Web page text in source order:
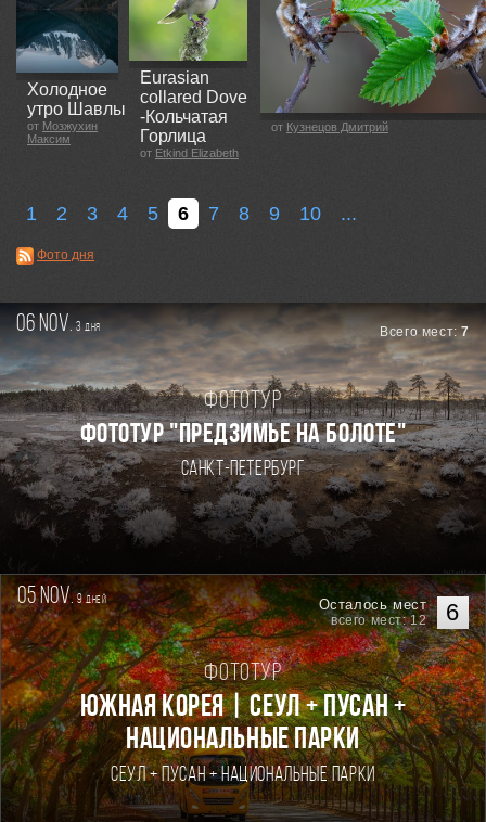
Холодное
утро Шавлы
от Мозжухин
Максим
Eurasian
collared Dove
-Кольчатая
Горлица
от Etkind Elizabeth
от Кузнецов Дмитрий
1 2 3 4 5 6 7 8 9 10 ...
Фото дня
06 nov.3дня Всего мест:7
Фототур
ФОТОТУР "ПРЕДЗИМЬЕ НА БОЛОТЕ"
Санкт-Петербург
05 nov. 9дней 6
Осталось мест
всего мест: 12
Фототур
Южная Корея | Сеул + Пусан +
национальные парки
Сеул + Пусан + национальные парки